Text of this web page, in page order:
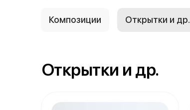
Композиции Открытки и др.
Открытки и др.